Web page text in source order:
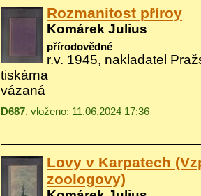
Rozmanitost příroy
Komárek Julius
přírodovědné
r.v. 1945, nakladatel
tiskárna
vázaná
D687, vloženo: 11.06.2024 17:36
Lovy v Karpatech
zoologovy)